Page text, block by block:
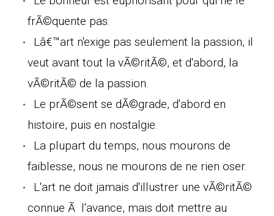
frÃ©quente pas.
Lâ€™art n'exige pas seulement la passion, il
veut avant tout la vÃ©ritÃ©, et d'abord, la
vÃ©ritÃ© de la passion.
Le prÃ©sent se dÃ©grade, d'abord en
histoire, puis en nostalgie.
La plupart du temps, nous mourons de
faiblesse, nous ne mourons de ne rien oser.
L'art ne doit jamais d'illustrer une vÃ©ritÃ©
connue Ã l'avance, mais doit mettre au